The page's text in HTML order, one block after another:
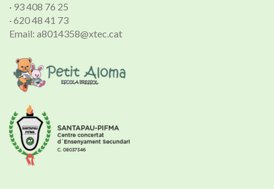
· 93 408 76 25
· 620 48 41 73
Email: a8014358@xtec.cat